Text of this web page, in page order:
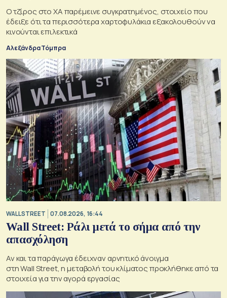
Ο τζίρος στο ΧΑ παρέμεινε συγκρατημένος, στοιχείο που
έδειξε ότι τα περισσότερα χαρτοφυλάκια εξακολουθούν να
κινούνται επιλεκτικά
Αλεξάνδρα Τόμπρα
WALL STREET 07.08.2026, 16:44
Wall Street: Ράλι μετά το σήμα από την
απασχόληση
Αν και τα παράγωγα έδειχναν αρνητικό άνοιγμα
στη Wall Street, η μεταβολή του κλίματος προκλήθηκε από τα
στοιχεία για την αγορά εργασίας